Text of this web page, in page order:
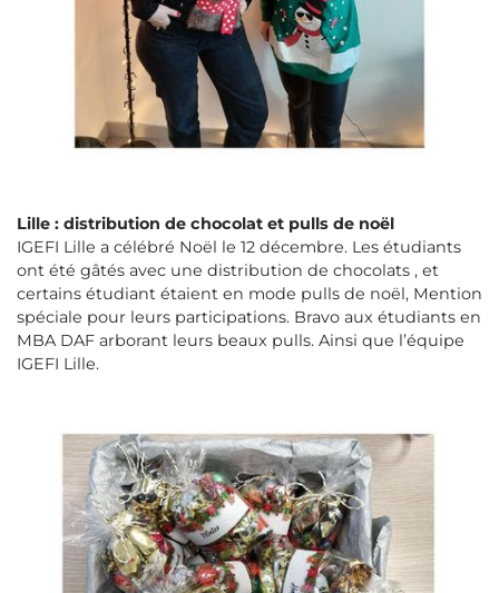
Lille : distribution de chocolat et pulls de noël
IGEFI Lille a célébré Noël le 12 décembre. Les étudiants
ont été gâtés avec une distribution de chocolats , et
certains étudiant étaient en mode pulls de noël, Mention
spéciale pour leurs participations. Bravo aux étudiants en
MBA DAF arborant leurs beaux pulls. Ainsi que l’équipe
IGEFI Lille.